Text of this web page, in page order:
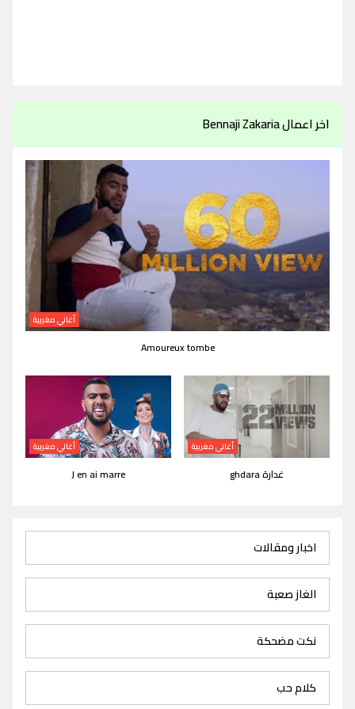
اخر اعمال Bennaji Zakaria
أغاني مغربية
Amoureux tombe
أغاني مغربية
غدارة ghdara
أغاني مغربية
J en ai marre
اخبار ومقالات
الغاز صعبة
نكت مضحكة
كلام حب